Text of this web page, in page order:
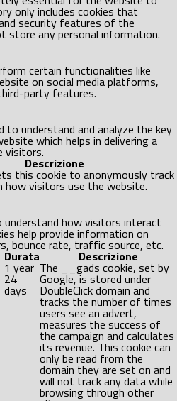
only includes cookies that
security features of the
store any personal information.
certain functionalities like
on social media platforms,
party features.
to understand and analyze the key
which helps in delivering a
visitors.
Descrizione
this cookie to anonymously track
how visitors use the website.
understand how visitors interact
help provide information on
bounce rate, traffic source, etc.
Durata Descrizione
1 year
24
days
The __gads cookie, set by
Google, is stored under
DoubleClick domain and
tracks the number of times
users see an advert,
measures the success of
the campaign and calculates
its revenue. This cookie can
only be read from the
domain they are set on and
will not track any data while
browsing through other